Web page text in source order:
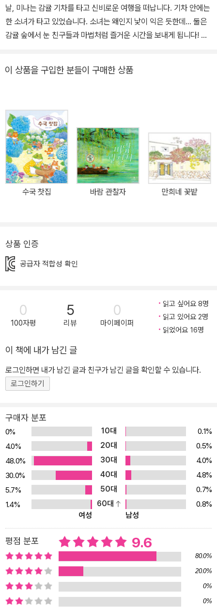
날, 미나는 감귤 기차를 타고 신비로운 여행을 떠납니다. 기차 안에는
한 소녀가 타고 있었습니다. 소녀는 왜인지 낯이 익은 듯한데… 둘은
감귤 숲에서 눈 친구들과 마법처럼 즐거운 시간을 보내게 됩니다! 아
야기까지 더해져 눈처럼 포근히 다가오지요. 새콤달콤 감귤 향이 듬
마음을 따뜻하게 감싸주는 새콤달콤 겨울 판타지가 시작됩니다! 새콤
달콤 감귤향 퍼지는 신비로운 여행! 어느 날 저녁, 신비로운 감귤기차
가 새콤달콤 향기를 내뿜으며 미나 할머니 집 창가에 다다릅니다. 미
나는 이끌리듯 자연스럽게 아까 귤 바구니에서 우연히 발견한 함박눈
역으로 가는 승차권을 내고 감귤 기차에 오르지요. 기차는 하늘로 뻗
은 레일 위를 달려 어느새 하얀 눈의 나라에 다다릅니다. 그곳은 어린
이들이 꿈꾸는 멋지고 신나는 환상의 세계였습니다. 키를 훌쩍 넘는
기도 합니다. 여기서 미나가 만나는 눈 나라, 눈 친구, 불꽃놀이 등은
무엇보다 현실과 상상의 세계를 이어 주는 감귤 기차는 이 그림책의
미나의 따뜻한 세대 공감 이 책이 따뜻하게 느껴지는 이유는 눈처럼
포근한 할머니와 미나의 따뜻한 이야기가 있기 때문입니다. 처음 미
나는 할머니 집이 조금 낯설었습니다. 소파 위에서 멀리 떨어져 앉아
있는 모습에서도 둘의 관계를 짐작할 수 있지요. 그러다 감귤 기차를
리고 둘은 좋은 친구가 되어 감귤 숲에서 재미있는 모험을 펼치지요.
할머니와 닮은 소녀와 한바탕 재미있는 모험 때문이었을까요? 향긋
리고 무엇인가 다 알고 있는 것만 같은 할머니의 표정, 집 안의 사진
등 소소한 장치도 그러한 따뜻한 감정을 보여줍니다. 할머니와 미나
의 세대 공감에 따뜻한 가족의 사랑이 생각나는 그림책입니다. 섬세
한 색연필로 그려낸 포근한 겨울 풍경 <감귤 기차> 속 겨울 풍경은
차가운 계절이라는 이미지와는 반대로 유독 따뜻하게 느껴집니다. 그
이유는 색연필 특유의 감성이 그림 속에 잘 묻어나 있기 때문입니다.
색연필로 여러 번 칠해 완성한 그림에는 겹겹이 쌓여 입체감이 느껴
지면서 동시에 포근한 느낌마저 들게 하지요. 또한, 귀여운 등장인물
더욱 풍부하게 만듭니다. 책 첫 장에 등장하는 고양이가 감귤 기차의
기관사가 되어서 나타나고, 미나와 즐겁게 놀던 눈 친구들이 마지막
페이지에는 눈사람으로 등장하는 것과 같이 눈을 크게 뜨고 살펴볼
요소들이 군데군데 숨어 있습니다. 때문에 한 번, 두 번, 볼 때마다 새
로운 매력에 즐거워지는 그림책입니다.
이 상품을 구입한 분들이 구매한 상품
수국 찻집 바람 관찰자 만희네 꽃밭
상품 인증
공급자 적합성 확인
0
100자평
5
리뷰
0
마이페이퍼
읽고 싶어요 8명
읽고 있어요 2명
읽었어요 16명
이 책에 내가 남긴 글
로그인하면 내가 남긴 글과 친구가 남긴 글을 확인할 수 있습니다.
로그인하기
구매자 분포
0% 10대
0.1%
4.0%
20대
0.5%
48.0%
30대
4.0%
30.0%
40대
4.8%
5.7%
50대
0.7%
1.4%
60대
0.8%
여성
남성
평점 분포 9.6
80.0%
20.0%
0%
0%